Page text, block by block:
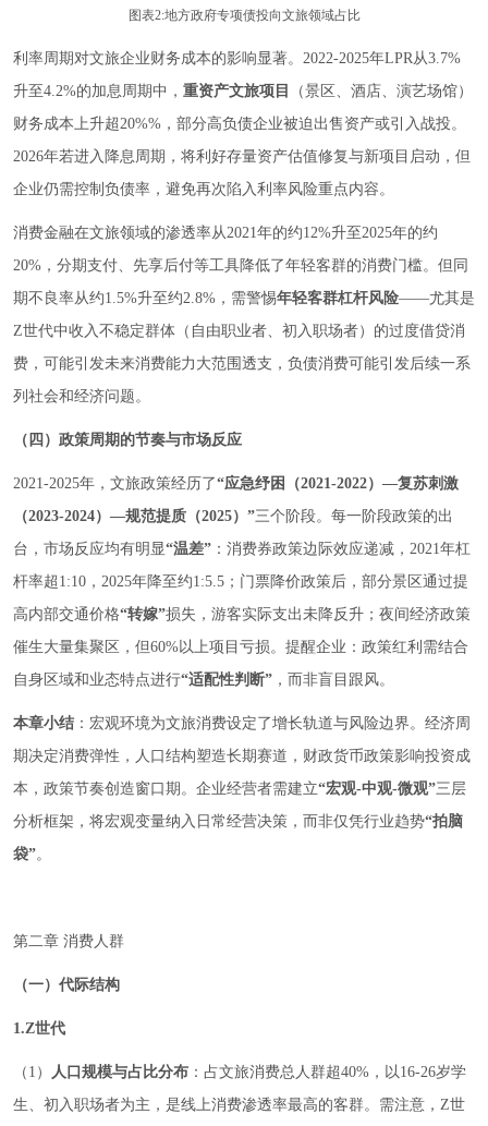
图表2:地方政府专项债投向文旅领域占比
利率周期对文旅企业财务成本的影响显著。2022-2025年LPR从3.7%
升至4.2%的加息周期中， 重资产文旅项目
（景区、酒店、演艺场馆）
财务成本上升超20%%，部分高负债企业被迫出售资产或引入战投。
2026年若进入降息周期，将利好存量资产估值修复与新项目启动，但
企业仍需控制负债率，避免再次陷入利率风险重点内容。
消费金融在文旅领域的渗透率从2021年的约12%升至2025年的约
20%，分期支付、先享后付等工具降低了年轻客群的消费门槛。但同
期不良率从约1.5%升至约2.8%，需警惕年轻客群杠杆风险——尤其是
Z世代中收入不稳定群体（自由职业者、初入职场者）的过度借贷消
费，可能引发未来消费能力大范围透支，负债消费可能引发后续一系
列社会和经济问题。
（四）政策周期的节奏与市场反应
2021-2025年，文旅政策经历了“应急纾困（2021-2022）—复苏刺激
（2023-2024）—规范提质（2025）”三个阶段。每一阶段政策的出
台，市场反应均有明显“温差” ：消费券政策边际效应递减，2021年杠
杆率超1:10，2025年降至约1:5.5；门票降价政策后，部分景区通过提
高内部交通价格“转嫁”损失，游客实际支出未降反升；夜间经济政策
催生大量集聚区，但60%以上项目亏损。提醒企业：政策红利需结合
自身区域和业态特点进行“适配性判断” ，而非盲目跟风。
本章小结 ：宏观环境为文旅消费设定了增长轨道与风险边界。经济周
期决定消费弹性，人口结构塑造长期赛道，财政货币政策影响投资成
本，政策节奏创造窗口期。企业经营者需建立“宏观-中观-微观”三层
分析框架，将宏观变量纳入日常经营决策，而非仅凭行业趋势“拍脑
袋”。
第二章 消费人群
（一）代际结构
1.Z世代
（1） 人口规模与占比分布 ：占文旅消费总人群超40%，以16-26岁学
生、初入职场者为主，是线上消费渗透率最高的客群。需注意，Z世